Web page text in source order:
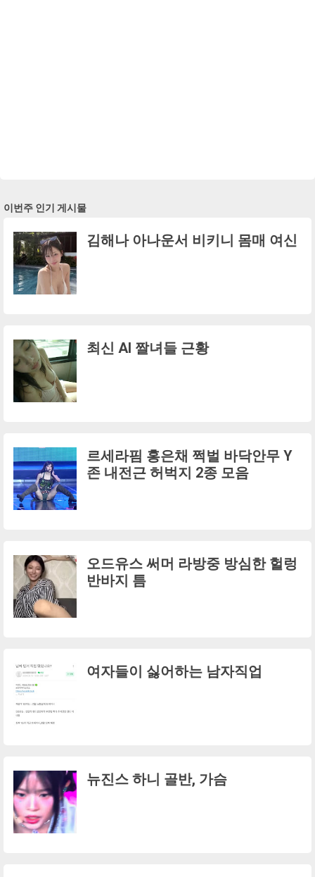
이번주 인기 게시물
김해나 아나운서 비키니 몸매 여신
최신 AI 짤녀들 근황
르세라핌 홍은채 쩍벌 바닥안무 Y
존 내전근 허벅지 2종 모음
오드유스 써머 라방중 방심한 헐렁
반바지 틈
여자들이 싫어하는 남자직업
뉴진스 하니 골반, 가슴